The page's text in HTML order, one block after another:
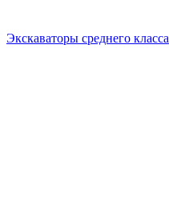
Экскаваторы среднего класса